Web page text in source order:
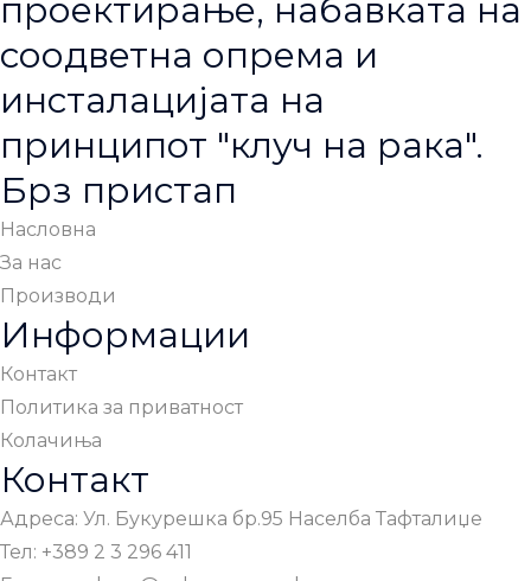
проектирање, набавката на
соодветна опрема и
инсталацијата на
принципот "клуч на рака".
Брз пристап
Насловна
За нас
Производи
Информации
Контакт
Политика за приватност
Колачиња
Контакт
Адреса: Ул. Букурешка бр.95 Населба Тафталиџе
Тел: +389 2 3 296 411